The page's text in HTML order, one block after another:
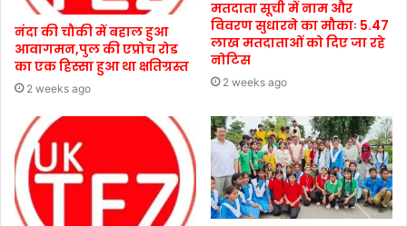
नंदा की चौकी में बहाल हुआ
आवागमन,पुल की एप्रोच रोड
का एक हिस्सा हुआ था क्षतिग्रस्त
2 weeks ago
मतदाता सूची में नाम और
विवरण सुधारने का मौकाः 5.47
लाख मतदाताओं को दिए जा रहे
नोटिस
2 weeks ago